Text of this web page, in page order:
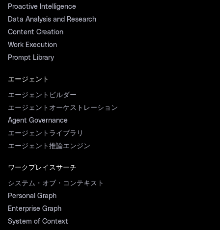
Proactive Intelligence
Data Analysis and Research
Content Creation
Work Execution
Prompt Library
エージェント
エージェントビルダー
エージェントオーケストレーション
Agent Governance
エージェントライブラリ
エージェント推論エンジン
ワークプレイスサーチ
システム・オブ・コンテキスト
Personal Graph
Enterprise Graph
System of Context